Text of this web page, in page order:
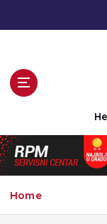
n
t
e
Home